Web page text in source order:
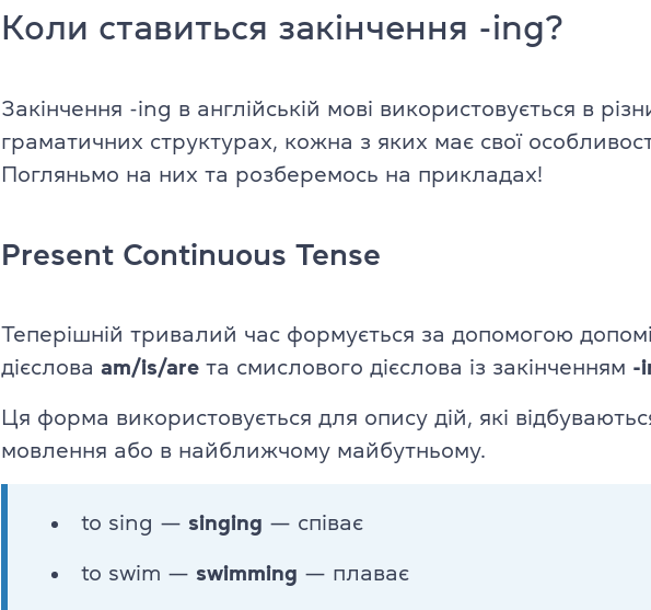
Cambridge English
TOEFL iBT
Курси англійської мови
Ліцензії
TKT Module YL
B2 First (FCE) + for Schools
C1 Advanced (CAE)
DELTA Module 1
Коли ставиться закінчення -ing?
Закінчення -ing в англійській мові використовується в
граматичних структурах, кожна з яких має свої
Погляньмо на них та розберемось на прикладах!
Present Continuous Tense
Теперішній тривалий час формується за допомогою
дієслова am/is/are та смислового дієслова із закінченням -
Ця форма використовується для опису дій, які
мовлення або в найближчому майбутньому.
to sing — singing — співає
to swim — swimming — плаває